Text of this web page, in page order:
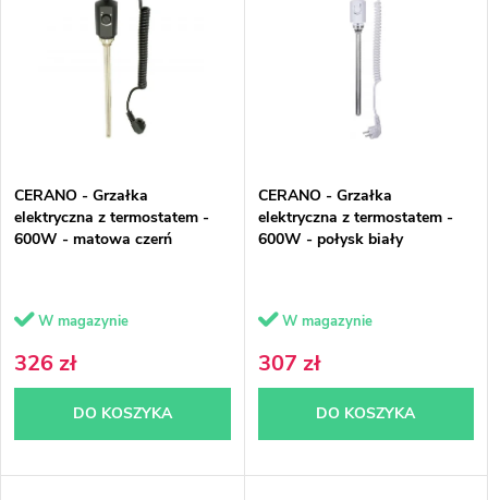
n
i
p
r
o
d
u
Najczęściej sprzedawane
r
o
d
u
k
t
ó
CERANO - Grzałka
elektryczna z termostatem -
600W - matowa czerń
W magazynie
326 zł
DO KOSZYKA
CERANO - Grzałka
elektryczna z termostatem -
600W - połysk biały
W magazynie
307 zł
DO KOSZYKA